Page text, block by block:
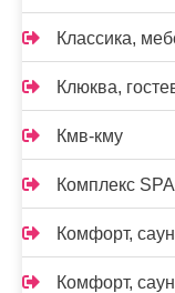
Классика,
Клюква,
Кмв-кму
Комплекс
Комфорт,
Комфорт,